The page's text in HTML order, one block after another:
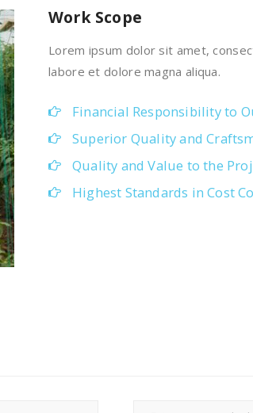
Work Scope
Lorem ipsum dolor sit amet,
labore et dolore magna aliqua.
Financial Responsibility to
Superior Quality and
Quality and Value to the
Highest Standards in Cost